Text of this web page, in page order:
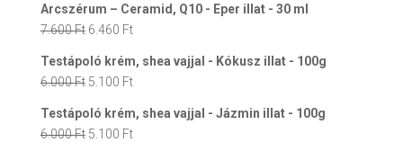
was:
7.600 Ft.
is:
6.460 Ft.
Arcszérum – Ceramid, Q10 - Eper illat - 30 ml
7.600Ft Original
was:
7.600 Ft.
6.460 FtCurrent
is:
6.460 Ft.
Testápoló krém, shea vajjal - Kókusz illat - 100g
6.000Ft Original
was:
6.000 Ft.
5.100 FtCurrent
is:
5.100 Ft.
Testápoló krém, shea vajjal - Jázmin illat - 100g
6.000Ft Original
5.100 FtCurrent